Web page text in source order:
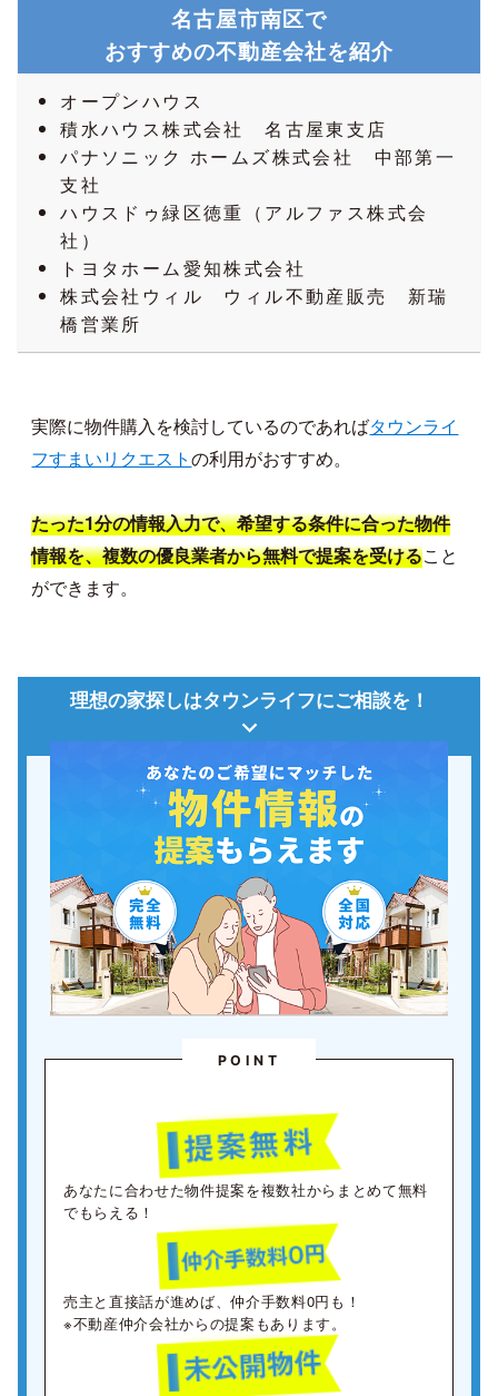
名古屋市南区で
おすすめの不動産会社を紹介
オープンハウス
積水ハウス株式会社 名古屋東支店
パナソニック ホームズ株式会社 中部第一
支社
ハウスドゥ緑区徳重（アルファス株式会
社）
トヨタホーム愛知株式会社
株式会社ウィル ウィル不動産販売 新瑞
橋営業所
実際に物件購入を検討しているのであればタウンライ
フすまいリクエストの利用がおすすめ。
たった1分の情報入力で、希望する条件に合った物件
情報を、複数の優良業者から無料で提案を受けること
ができます。
理想の家探しはタウンライフにご相談を！
POINT
あなたに合わせた物件提案を複数社からまとめて無料
でもらえる！
売主と直接話が進めば、仲介手数料0円も！
※不動産仲介会社からの提案もあります。